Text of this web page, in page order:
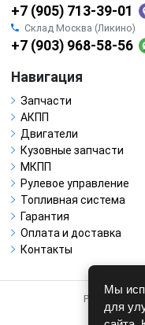
+7 (905) 713-39-01
Склад Москва (Ликино)
+7 (903) 968-58-56
Навигация
Запчасти
АКПП
Двигатели
Кузовные запчасти
МКПП
Рулевое управление
Топливная система
Гарантия
Оплата и доставка
Контакты
Работает на
Мы
для